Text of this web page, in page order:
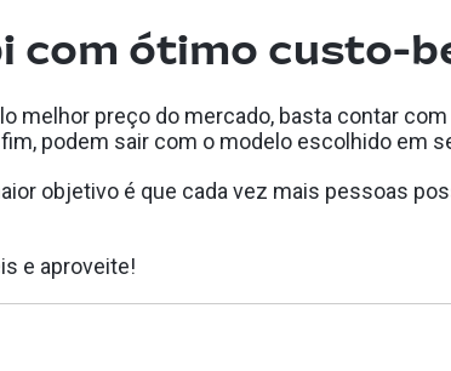
com ótimo custo-
melhor preço do mercado, basta contar com
podem sair com o modelo escolhido em
objetivo é que cada vez mais pessoas
e aproveite!